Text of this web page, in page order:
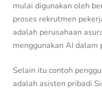
mulai digunakan oleh
proses rekrutmen
adalah perusahaan
menggunakan AI dalam
Selain itu contoh
adalah asisten pribadi